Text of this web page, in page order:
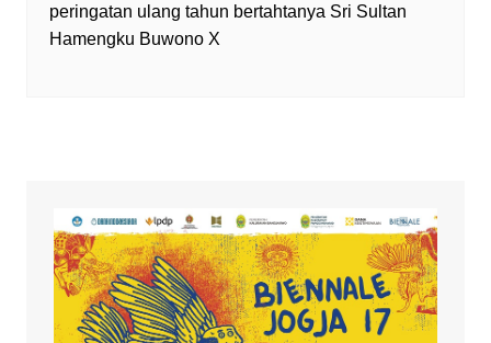
peringatan ulang tahun bertahtanya Sri Sultan
Hamengku Buwono X